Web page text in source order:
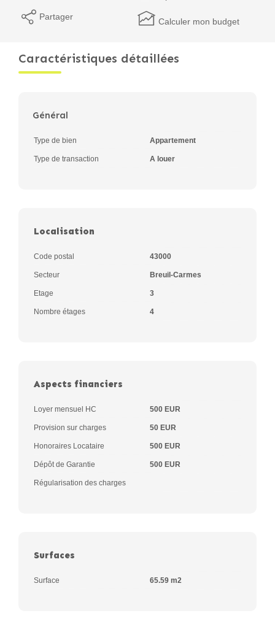
Partager Calculer mon budget
Caractéristiques détaillées
Général
Type de bien Appartement
Type de transaction A louer
Localisation
Code postal 43000
Secteur Breuil-Carmes
Etage 3
Nombre étages 4
Aspects financiers
Loyer mensuel HC 500 EUR
Provision sur charges 50 EUR
Honoraires Locataire 500 EUR
Dépôt de Garantie 500 EUR
Régularisation des charges
Surfaces
Surface 65.59 m2